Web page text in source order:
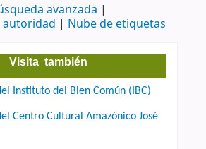
avanzada
autoridad
Nube de etiquetas
Visita también
Instituto del Bien Común (IBC)
Centro Cultural Amazónico José